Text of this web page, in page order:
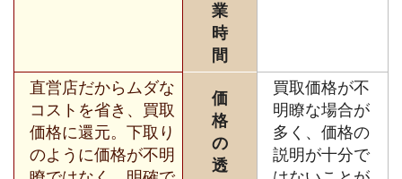
業
時
間
直営店だからムダな
コストを省き、買取
価格に還元。下取り
のように価格が不明
価
格
の
透
買取価格が不
明瞭な場合が
多く、価格の
説明が十分で